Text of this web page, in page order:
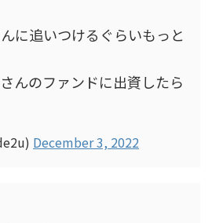
に追いつけるぐらいもっと
んのファンドに出資したら
December 3, 2022